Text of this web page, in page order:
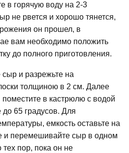
в горячую воду на 2-3
не рвется и хорошо тянется,
он прошел, в
вам необходимо положить
до полного приготовления.
и разрежьте на
толщиною в 2 см. Далее
в кастрюлю с водой
до 65 градусов. Для
емкость оставьте на
и перемешивайте сыр в одном
пор, пока он не